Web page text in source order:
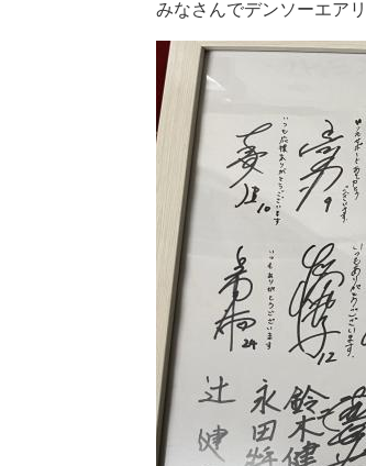
みなさんでデンソーエア